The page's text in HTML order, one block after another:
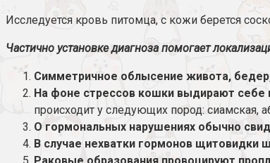
Исследуется кровь питомца, с кожи берется
Частично установке диагноза помогает
Симметричное облысение живота,
На фоне стрессов кошки выдирают себе
происходит у следующих пород: сиамская,
О гормональных нарушениях обычно
В случае нехватки гормонов щитовидки